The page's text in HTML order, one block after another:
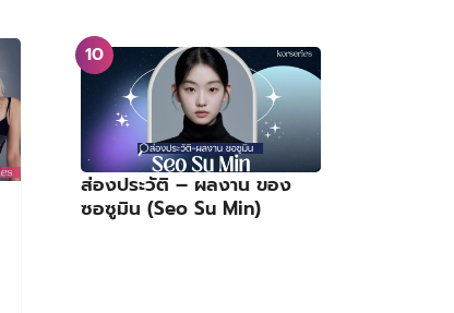
ส่องประวัติ – ผลงาน ของ
ซอซูมิน (Seo Su Min)